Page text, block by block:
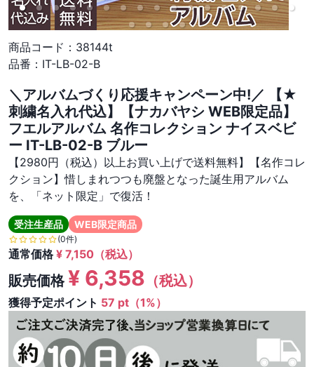
商品コード： 38144t
品番： IT-LB-02-B
＼アルバムづくり応援キャンペーン中!／ 【★
刺繍名入れ代込】【ナカバヤシ WEB限定品】
フエルアルバム 名作コレクション ナイスベビ
ー IT-LB-02-B ブルー
【2980円（税込）以上お買い上げで送料無料】【名作コレ
クション】惜しまれつつも廃盤となった誕生用アルバム
を、「ネット限定」で復活！
受注生産品 WEB限定商品
(0件)
通常価格¥ 7,150 （税込）
販売価格¥ 6,358 （税込）
獲得予定ポイント 57 pt（1%）